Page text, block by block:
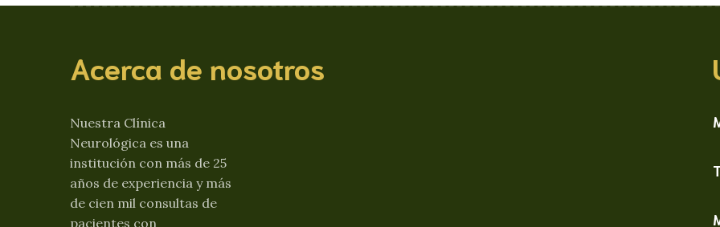
Acerca de nosotros
Nuestra Clínica
Neurológica es una
institución con más de 25
años de experiencia y más
de cien mil consultas de
pacientes con